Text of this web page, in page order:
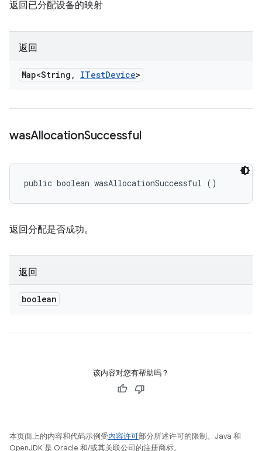
返回已分配设备的映射
返回
Map<String , ITestDevice>
wasAllocationSuccessful
public boolean wasAllocationSuccessful ()
返回分配是否成功。
返回
boolean
该内容对您有帮助吗？
本页面上的内容和代码示例受内容许可部分所述许可的限制。Java 和
OpenJDK 是 Oracle 和/或其关联公司的注册商标。